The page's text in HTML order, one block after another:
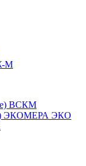
М
ВСКМ
ЭКОМЕРА ЭКО